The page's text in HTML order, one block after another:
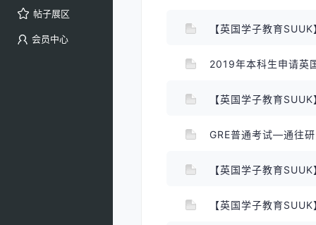
帖子展区
会员中心
【英国学子教育
2019年本科生申请英
【英国学子教育
GRE普通考试—通往
【英国学子教育
【英国学子教育